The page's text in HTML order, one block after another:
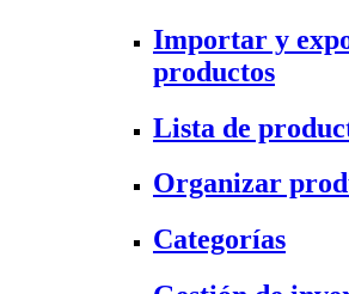
Importar y
productos
Lista de
Organizar
Categorías